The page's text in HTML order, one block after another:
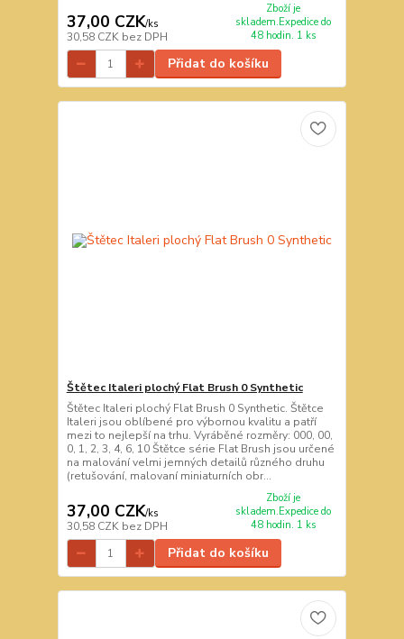
37,00 CZK/ks
30,58 CZK bez DPH
Zboží je
skladem.Expedice do
48 hodin. 1 ks
Přidat do košíku
Štětec Italeri plochý Flat Brush 0 Synthetic
Štětec Italeri plochý Flat Brush 0 Synthetic. Štětce
Italeri jsou oblíbené pro výbornou kvalitu a patří
mezi to nejlepší na trhu. Vyráběné rozměry: 000, 00,
0, 1, 2, 3, 4, 6, 10 Štětce série Flat Brush jsou určené
na malování velmi jemných detailů různého druhu
(retušování, malovaní miniaturních obr...
37,00 CZK/ks
30,58 CZK bez DPH
Zboží je
skladem.Expedice do
48 hodin. 1 ks
Přidat do košíku